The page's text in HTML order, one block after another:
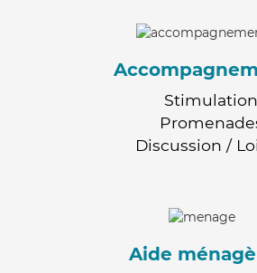
Stimulation
Discussion /
Aide